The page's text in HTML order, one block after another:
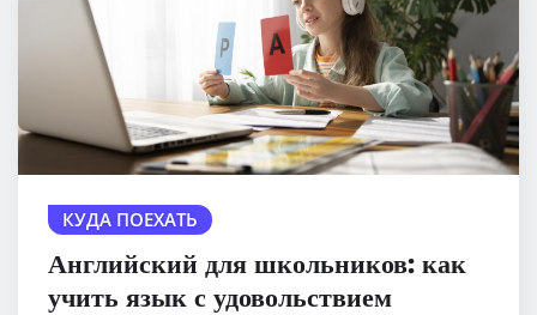
КУДА ПОЕХАТЬ
Английский для школьников: как
учить язык с удовольствием